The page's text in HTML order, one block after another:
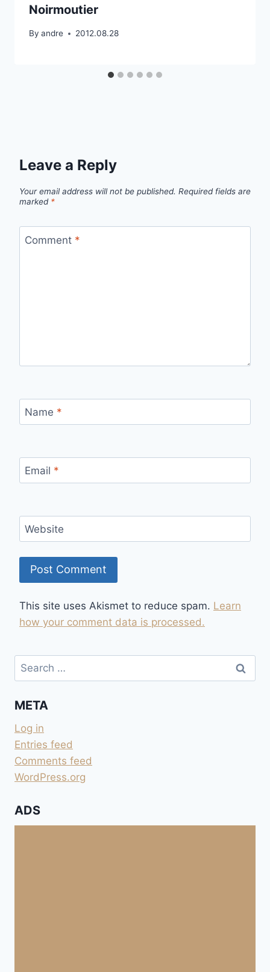
Noirmoutier
By andre 2012.08.28
Leave a Reply
Your email address will not be published. Required fields are
marked *
Comment *
Name *
Email *
Website
This site uses Akismet to reduce spam. Learn
how your comment data is processed.
Search
for:
META
Log in
Entries feed
Comments feed
WordPress.org
ADS